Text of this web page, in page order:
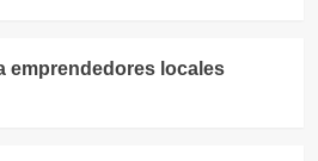
emprendedores locales